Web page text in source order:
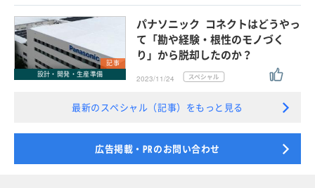
記事
設計・開発・生産準備
パナソニック コネクトはどうやっ
て「勘や経験・根性のモノづく
り」から脱却したのか？
2023/11/24
最新のスペシャル（記事）をもっと見る
広告掲載・PRのお問い合わせ